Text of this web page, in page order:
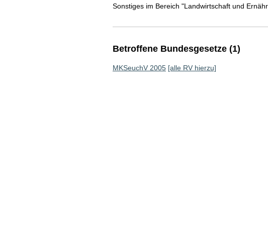
Sonstiges im Bereich "Landwirtschaft und
Betroffene Bundesgesetze (1)
MKSeuchV 2005 [alle RV hierzu]